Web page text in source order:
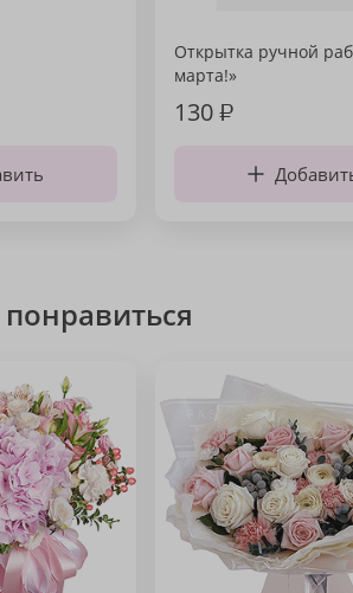
Открытка ручной
марта!»
130₽